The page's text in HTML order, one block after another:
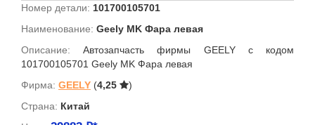
Номер детали: 101700105701
Наименование: Geely MK Фара левая
Описание:Автозапчасть фирмы GEELY с кодом
101700105701 Geely MK Фара левая
Фирма: GEELY (4,25
)
Страна: Китай